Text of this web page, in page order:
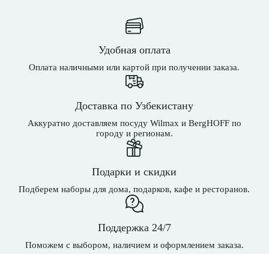
Удобная оплата
Оплата наличными или картой при получении заказа.
Доставка по Узбекистану
Аккуратно доставляем посуду Wilmax и BergHOFF по
городу и регионам.
Подарки и скидки
Подберем наборы для дома, подарков, кафе и ресторанов.
Поддержка 24/7
Поможем с выбором, наличием и оформлением заказа.